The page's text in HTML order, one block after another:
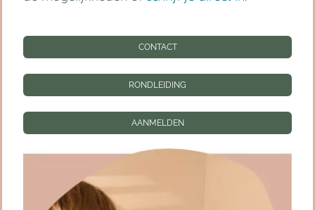
RONDLEIDING
AANMELDEN
CONTACT
RONDLEIDING
AANMELDEN